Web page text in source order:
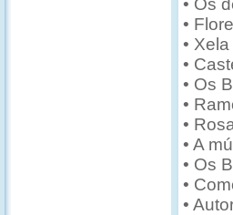
• Os
•
•
•
• Os
•
•
• A
• Os
•
•